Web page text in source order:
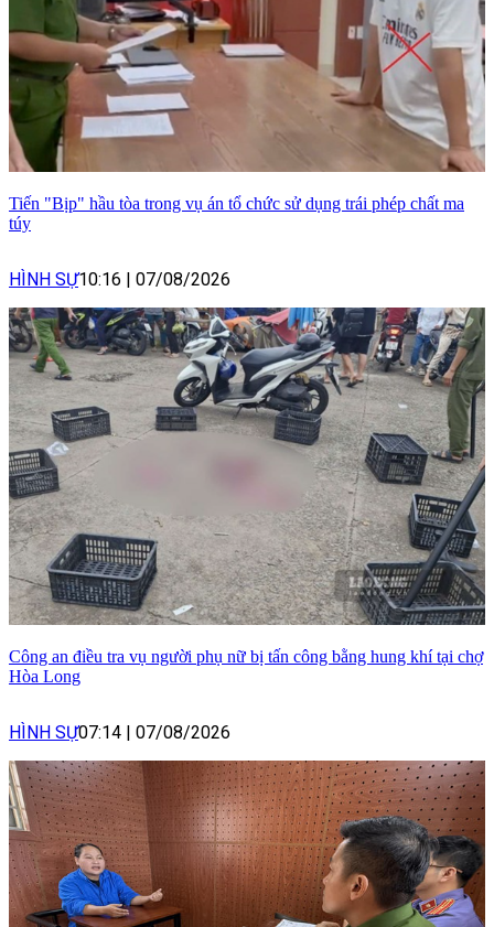
Tiến "Bịp" hầu tòa trong vụ án tổ chức sử dụng trái phép chất ma
túy
HÌNH SỰ10:16 07/08/2026
Công an điều tra vụ người phụ nữ bị tấn công bằng hung khí tại chợ
Hòa Long
HÌNH SỰ07:14 07/08/2026